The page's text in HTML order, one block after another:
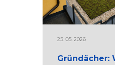
25. 05. 2026
Gründächer: